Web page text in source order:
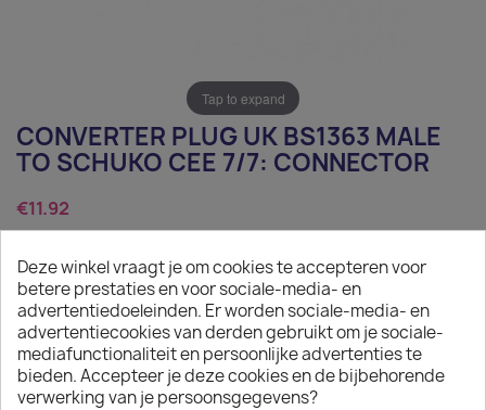
Tap to expand
CONVERTER PLUG UK BS1363 MALE
TO SCHUKO CEE 7/7: CONNECTOR
€11.92
Converter plug UK BS1363 Male to Schuko CEE 7/7:
Connector
Quantity
 ADD TO CART
Deze winkel vraagt je om cookies te accepteren voor
betere prestaties en voor sociale-media- en
advertentiedoeleinden. Er worden sociale-media- en
advertentiecookies van derden gebruikt om je sociale-
mediafunctionaliteit en persoonlijke advertenties te
bieden. Accepteer je deze cookies en de bijbehorende
verwerking van je persoonsgegevens?